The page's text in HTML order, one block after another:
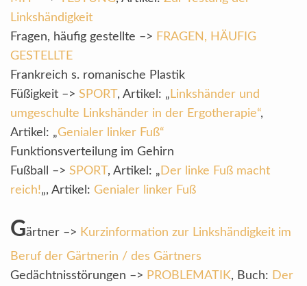
Linkshändigkeit
Fragen, häufig gestellte –> FRAGEN, HÄUFIG
GESTELLTE
Frankreich s. romanische Plastik
Füßigkeit –> SPORT, Artikel: „ Linkshänder und
umgeschulte Linkshänder in der Ergotherapie“,
Artikel: „Genialer linker Fuß“
Funktionsverteilung im Gehirn
Fußball –> SPORT, Artikel: „ Der linke Fuß macht
reich!„, Artikel: Genialer linker Fuß
Gärtner –> Kurzinformation zur Linkshändigkeit im
Beruf der Gärtnerin / des Gärtners
Gedächtnisstörungen –> PROBLEMATIK, Buch: Der